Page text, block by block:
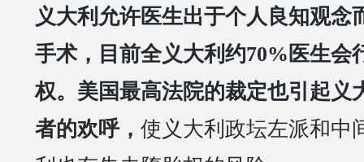
义大利允许医生出于个人良知观念
手术，目前全义大利约70%医生会
权。美国最高法院的裁定也引起义
者的欢呼， 使义大利政坛左派和中